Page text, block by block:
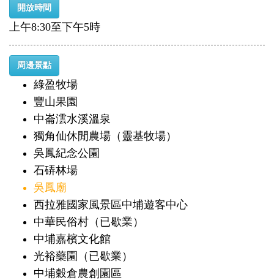
開放時間
上午8:30至下午5時
周邊景點
綠盈牧場
豐山果園
中崙澐水溪溫泉
獨角仙休閒農場（靈基牧場）
吳鳳紀念公園
石硦林場
吳鳳廟
西拉雅國家風景區中埔遊客中心
中華民俗村（已歇業）
中埔嘉檳文化館
光裕藥園（已歇業）
中埔穀倉農創園區